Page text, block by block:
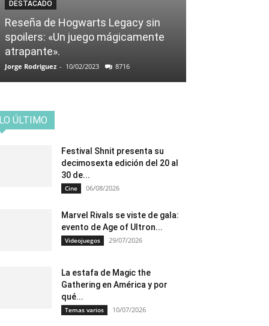
DESTACADO
Reseña de Hogwarts Legacy sin
spoilers: «Un juego mágicamente
atrapante».
Jorge Rodriguez - 10/02/2023 8716
LO ÚLTIMO
Festival Shnit presenta su
decimosexta edición del 20 al
30 de...
Cine 06/08/2026
Marvel Rivals se viste de gala:
evento de Age of Ultron...
Videojuegos 29/07/2026
La estafa de Magic the
Gathering en América y por
qué...
Temas varios 10/07/2026